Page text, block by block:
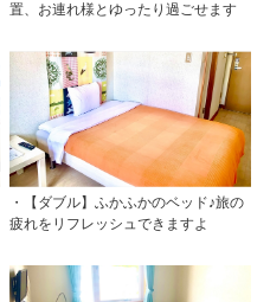
置、お連れ様とゆったり過ごせます
・【ダブル】ふかふかのベッド♪旅の
疲れをリフレッシュできますよ